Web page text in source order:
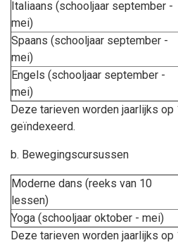
Italiaans (schooljaar september -
mei)
Spaans (schooljaar september -
mei)
Engels (schooljaar september -
mei)
Deze tarieven worden jaarlijks
geïndexeerd.
b. Bewegingscursussen
Moderne dans (reeks van 10
lessen)
Yoga (schooljaar oktober - mei)
Deze tarieven worden jaarlijks